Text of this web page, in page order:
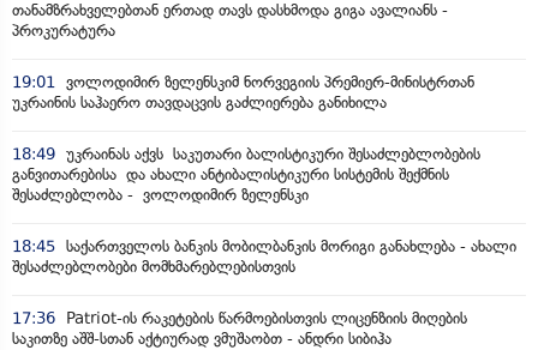
თანამზრახველებთან ერთად თავს დასხმოდა გიგა ავალიანს -
პროკურატურა
19:01 ვოლოდიმირ ზელენსკიმ ნორვეგიის პრემიერ-მინისტრთან
უკრაინის საჰაერო თავდაცვის გაძლიერება განიხილა
18:49 უკრაინას აქვს საკუთარი ბალისტიკური შესაძლებლობების
განვითარებისა და ახალი ანტიბალისტიკური სისტემის შექმნის
შესაძლებლობა - ვოლოდიმირ ზელენსკი
18:45 საქართველოს ბანკის მობილბანკის მორიგი განახლება - ახალი
შესაძლებლობები მომხმარებლებისთვის
17:36
Patriot-ის რაკეტების წარმოებისთვის ლიცენზიის მიღების
საკითზე აშშ-სთან აქტიურად ვმუშაობთ - ანდრი სიბიჰა